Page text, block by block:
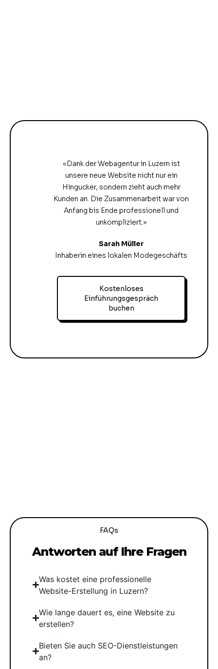
«Dank der Webagentur in Luzern ist
unsere neue Website nicht nur ein
Hingucker, sondern zieht auch mehr
Kunden an. Die Zusammenarbeit war von
Anfang bis Ende professionell und
unkompliziert.»
Sarah Müller
Inhaberin eines lokalen Modegeschäfts
Kostenloses
Einführungsgespräch
buchen
FAQs
Antworten auf Ihre Fragen
Was kostet eine professionelle
Website-Erstellung in Luzern?
Wie lange dauert es, eine Website zu
erstellen?
Bieten Sie auch SEO-Dienstleistungen
an?